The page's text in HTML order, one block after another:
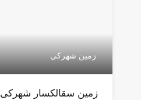
زمین شهرکی
زمین سقالکسار شهرکی